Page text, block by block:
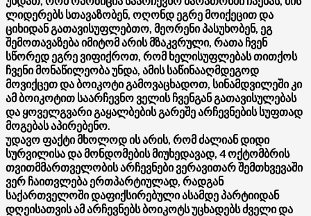
ლიდერებს სთავაზობენ, ოღონდ ეგრე მოიქეცით და
ციხიდან გათავისუფლებთო, მეორენი პასუხობენ, ეგ
შემოთავაზება იმიტომ არის მზაკვრული, რათა ჩვენ
სწორედ ეგრე ვიფიქროთ, რომ ხელისუფლებას თითქოს
ჩვენი მონაწილეობა უნდა, ამის საწინააღმდეგოდ
მოვიქცეთ და ბოიკოტი გამოვაცხადოთ, სინამდვილეში კი
ამ ბოიკოტით საარჩევნო ველის ჩვენგან გათავისულებას
და ყოველგვარი გაყალბების გარეშე არჩევნების სუფთად
მოგებას აპირებენო.
უდავო ფაქტი მხოლოდ ის არის, რომ ძალიან დიდი
სურვილისა და მონდომების მიუხედავად, 4 ოქტომბრის
თვითმმართველობის არჩევნები ვერავითარ შემთხვევაში
ვერ ჩაითვლება ერთპარტიულად, რადგან
საქართველოში დაფიქსირებული ასამდე პარტიიდან
დღეისათვის ამ არჩევნებს ბოიკოტს უცხადებს ძველი და